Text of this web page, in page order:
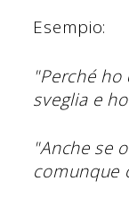
Esempio:
"Perché
sveglia e
"Anche se
comunque